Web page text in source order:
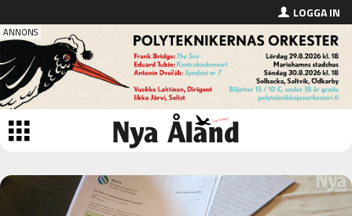
LOGGA IN